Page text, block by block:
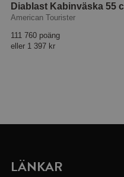
Diablast Kabinväska 55
American Tourister
111 760 poäng
eller 1 397 kr
LÄNKAR